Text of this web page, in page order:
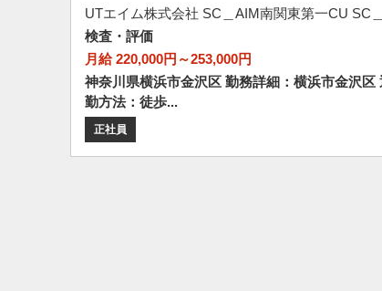
検査・評価
月給 220,000円～253,000円
神奈川県横浜市金沢区 勤務詳細：横浜市金沢区
勤方法：徒歩...
正社員